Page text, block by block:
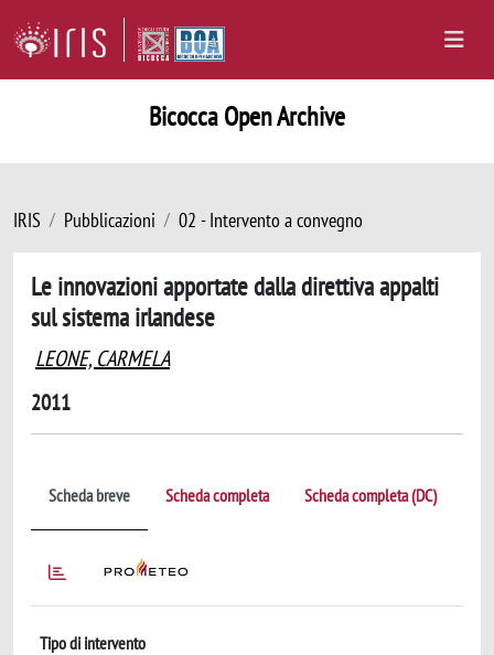
Bicocca Open Archive
IRIS Pubblicazioni 02 - Intervento a convegno
Le innovazioni apportate dalla direttiva appalti
sul sistema irlandese
LEONE, CARMELA
2011
Scheda breve Scheda completa Scheda completa (DC)
Tipo di intervento